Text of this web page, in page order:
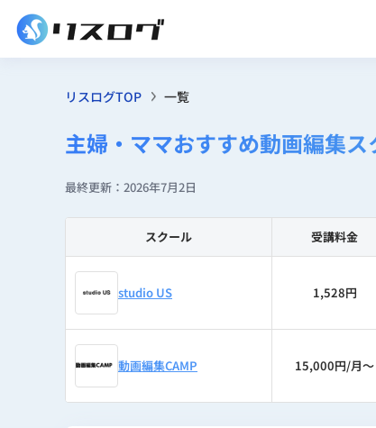
リスログTOP 一覧
主婦・ママおすすめ動画編集
最終更新：2026年7月2日
スクール 受講料金
studio US 1,528円
動画編集CAMP 15,000円/月〜